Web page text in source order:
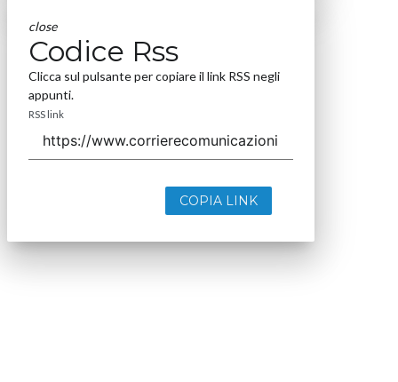
close
Codice Rss
Clicca sul pulsante per copiare il link RSS negli
appunti.
RSS link
COPIA LINK